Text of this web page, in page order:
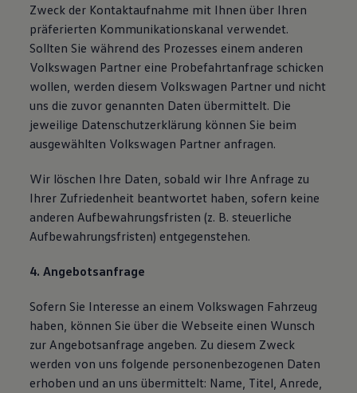
Zweck der Kontaktaufnahme mit Ihnen über Ihren
präferierten Kommunikationskanal verwendet.
Sollten Sie während des Prozesses einem anderen
Volkswagen Partner eine Probefahrtanfrage schicken
wollen, werden diesem Volkswagen Partner und nicht
uns die zuvor genannten Daten übermittelt. Die
jeweilige Datenschutzerklärung können Sie beim
ausgewählten Volkswagen Partner anfragen.
Wir löschen Ihre Daten, sobald wir Ihre Anfrage zu
Ihrer Zufriedenheit beantwortet haben, sofern keine
anderen Aufbewahrungsfristen (z. B. steuerliche
Aufbewahrungsfristen) entgegenstehen.
4. Angebotsanfrage
Sofern Sie Interesse an einem Volkswagen Fahrzeug
haben, können Sie über die Webseite einen Wunsch
zur Angebotsanfrage angeben. Zu diesem Zweck
werden von uns folgende personenbezogenen Daten
erhoben und an uns übermittelt: Name, Titel, Anrede,